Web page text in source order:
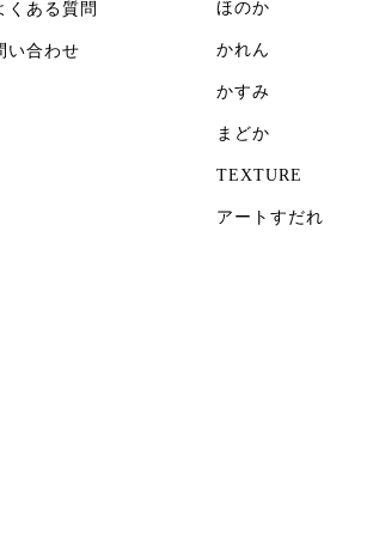
くある質問
い合わせ
ほのか
かれん
かすみ
まどか
TEXTURE
アートすだれ